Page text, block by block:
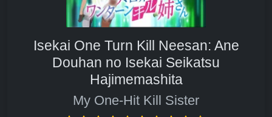
Isekai One Turn Kill Neesan: Ane
Douhan no Isekai Seikatsu
Hajimemashita
My One-Hit Kill Sister